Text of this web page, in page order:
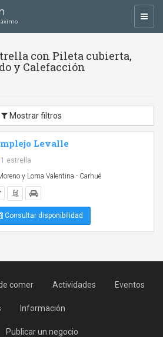
con Pileta cubierta,
y Calefacción
Mostrar filtros
Levalle
1 estrella
y Loma Valentina - Carhué
Consultar disponibilidad
comer Actividades Eventos
Información
Publicar un negocio